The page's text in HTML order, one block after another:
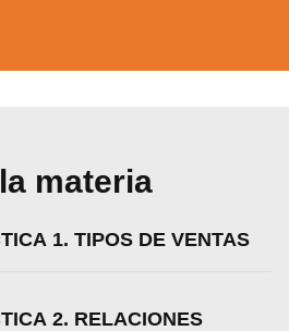
materia
1. TIPOS DE VENTAS
2. RELACIONES
Configurar